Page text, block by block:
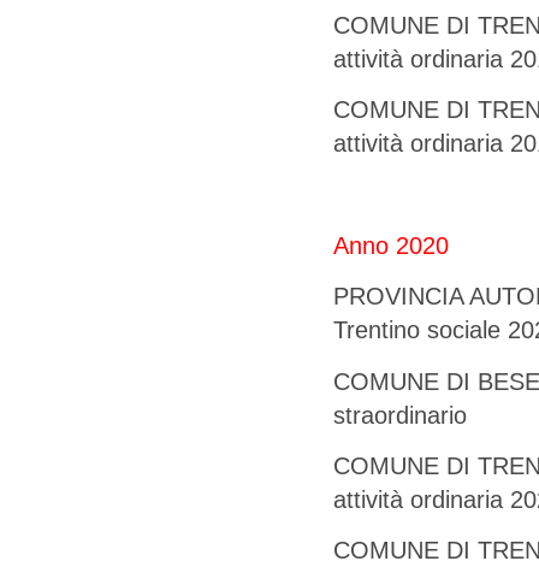
COMUNE DI
attività ordinaria
COMUNE DI
attività ordinaria
Anno 2020
PROVINCIA
Trentino sociale
COMUNE DI
straordinario
COMUNE DI
attività ordinaria
COMUNE DI